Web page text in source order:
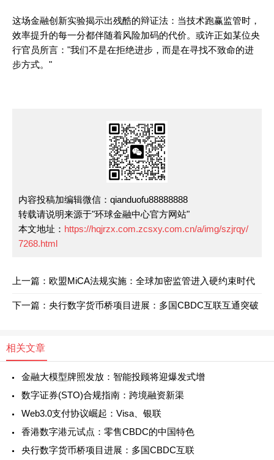
这场金融创新实验揭示出残酷的辩证法：当技术跑赢监管时，
效率提升的每一分都伴随着风险加码的代价。或许正如某位央
行官员所言："我们不是在拒绝进步，而是在寻找不致命的进
步方式。"
内容投稿加编辑微信：qianduofu88888888
转载请说明来源于"环球金融中心官方网站"
本文地址： https://hqjrzx.com.zcsxy.com.cn/a/img/szjrqy/
7268.html
上一篇：欧盟MiCA法规实施：全球加密监管进入硬约束时代
下一篇：央行数字货币桥项目进展：多国CBDC互联互通突破
相关文章
金融大模型牌照发放：智能投顾将迎爆发式增
数字证券(STO)合规指南：跨境融资新渠
Web3.0支付协议崛起：Visa、银联
香港数字港元试点：零售CBDC的中国特色
央行数字货币桥项目进展：多国CBDC互联